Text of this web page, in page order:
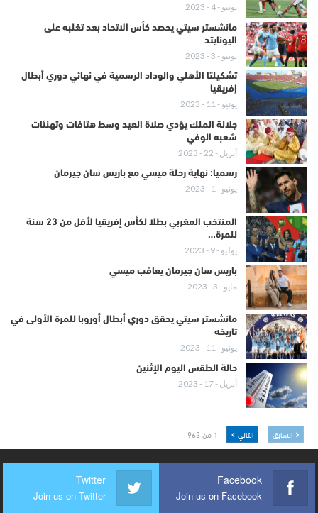
يونيو - 4 - 2023
مانشستر سيتي يحصد كأس الاتحاد بعد تغلبه على
اليونايتد
يونيو - 3 - 2023
تشكيلتا الأهلي والوداد الرسمية في نهائي دوري أبطال
إفريقيا
يونيو - 11 - 2023
جلالة الملك يؤدي صلاة العيد وسط هتافات وتهنئات
شعبه الوفي
أبريل - 22 - 2023
رسميا: نهاية رحلة ميسي مع باريس سان جيرمان
يونيو - 1 - 2023
المنتخب المغربي بطلا لكأس إفريقيا لأقل من 23 سنة
للمرة…
يوليو - 9 - 2023
باريس سان جيرمان يعاقب ميسي
مايو - 3 - 2023
مانشستر سيتي يحقق دوري أبطال أوروبا للمرة الأولى في
تاريخه
يونيو - 11 - 2023
حالة الطقس اليوم الإثنين
أبريل - 17 - 2023
السابق التالي 1 من 963
Facebook
Join us on Facebook
Twitter
Join us on Twitter